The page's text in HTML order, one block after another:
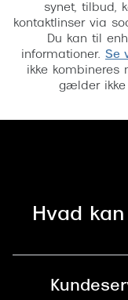
synet, tilbud,
kontaktlinser via
Du kan til
informationer. Se
ikke
gælder ikke
Hvad